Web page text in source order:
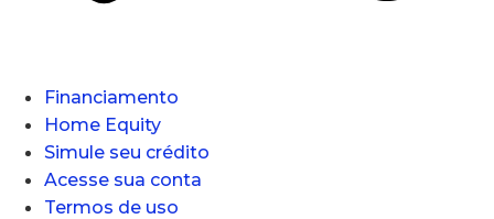
Financiamento
Home Equity
Simule seu crédito
Acesse sua conta
Termos de uso